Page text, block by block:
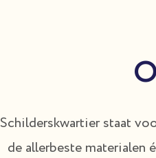
Schilderskwartier staat
de allerbeste materialen